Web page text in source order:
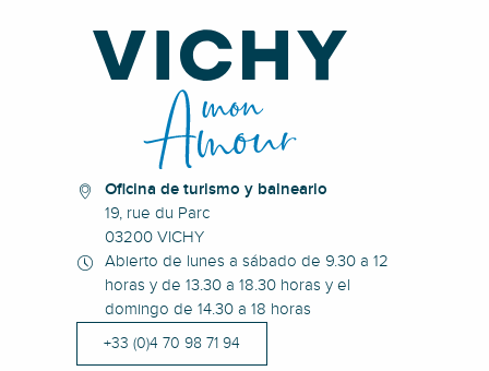
Oficina de turismo y balneario
19, rue du Parc
03200 VICHY
Abierto de lunes a sábado de 9.30 a 12
horas y de 13.30 a 18.30 horas y el
domingo de 14.30 a 18 horas
+33 (0)4 70 98 71 94